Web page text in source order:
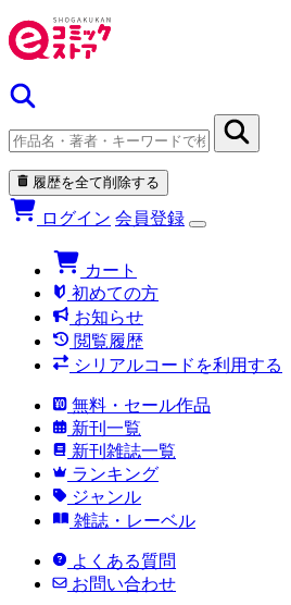
履歴を全て削除する
ログイン 会員登録
カート
初めての方
お知らせ
閲覧履歴
シリアルコードを利用する
無料・セール作品
新刊一覧
新刊雑誌一覧
ランキング
ジャンル
雑誌・レーベル
よくある質問
お問い合わせ